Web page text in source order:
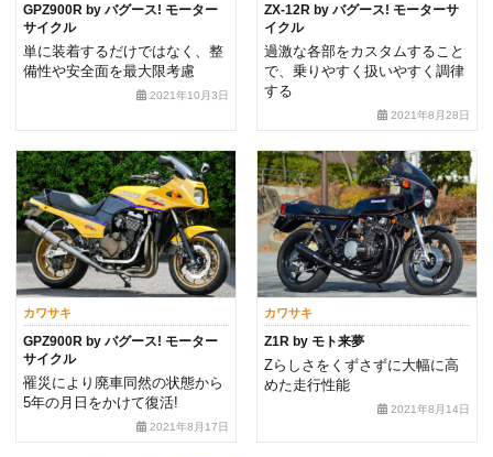
GPZ900R by バグース! モーター
サイクル
単に装着するだけではなく、整
備性や安全面を最大限考慮
2021年10月3日
ZX-12R by バグース! モーターサ
イクル
過激な各部をカスタムすること
で、乗りやすく扱いやすく調律
する
2021年8月28日
カワサキ
GPZ900R by バグース! モーター
サイクル
罹災により廃車同然の状態から
5年の月日をかけて復活!
2021年8月17日
カワサキ
Z1R by モト来夢
Zらしさをくずさずに大幅に高
めた走行性能
2021年8月14日